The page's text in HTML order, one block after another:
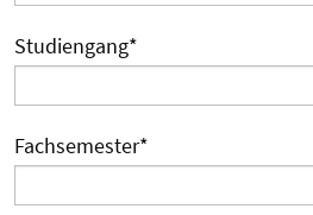
Studiengang*
Fachsemester*